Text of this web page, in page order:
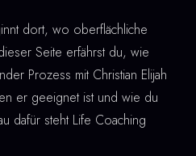
dort, wo oberflächliche
Seite erfährst du, wie
Prozess mit Christian Elijah
er geeignet ist und wie du
dafür steht Life Coaching